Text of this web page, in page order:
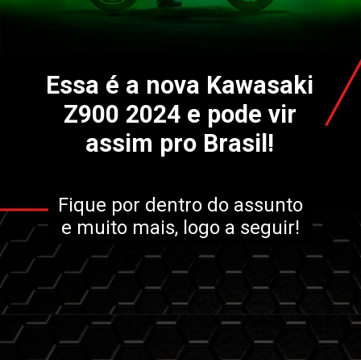
Essa é a nova Kawasaki
Z900 2024 e pode vir
assim pro Brasil!
Fique por dentro do assunto
e muito mais, logo a seguir!